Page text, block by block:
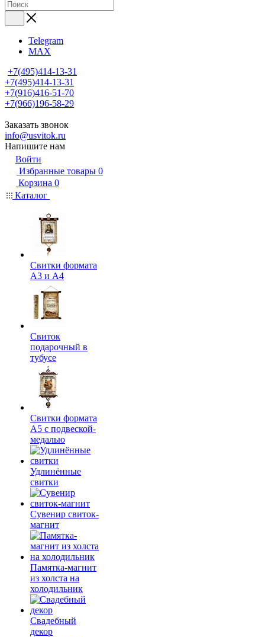
Telegram
MAX
+7(495)414-13-31
+7(495)414-13-31
+7(916)416-51-70
+7(966)196-58-29
Заказать звонок
info@usvitok.ru
Напишите нам
Войти
Избранные товары 0
Корзина 0
Каталог
Свитки формата
А3 и А4
Свиток
подарочный в
тубусе
Свитки формата
А5 с подвеской-
медалью
Удлинённые
свитки
Сувенир свиток-
магнит
Памятка-магнит
из холста на
холодильник
Свадебный
декор